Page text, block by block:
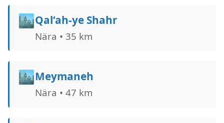
🏙️Qal‘ah-ye Shahr
Nära • 35 km
🏙️Meymaneh
Nära • 47 km